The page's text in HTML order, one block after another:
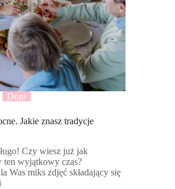
Dom
Jakie znasz tradycje
Czy wiesz już jak
ten wyjątkowy czas?
Was miks zdjęć składający się